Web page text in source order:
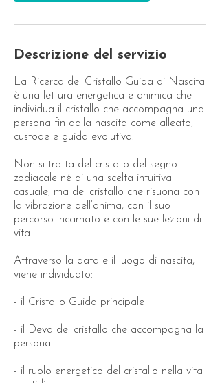
Descrizione del servizio
La Ricerca del Cristallo Guida di Nascita
è una lettura energetica e animica che
individua il cristallo che accompagna una
persona fin dalla nascita come alleato,
custode e guida evolutiva.
Non si tratta del cristallo del segno
zodiacale né di una scelta intuitiva
casuale, ma del cristallo che risuona con
la vibrazione dell’anima, con il suo
percorso incarnato e con le sue lezioni di
vita.
Attraverso la data e il luogo di nascita,
viene individuato:
- il Cristallo Guida principale
- il Deva del cristallo che accompagna la
persona
- il ruolo energetico del cristallo nella vita